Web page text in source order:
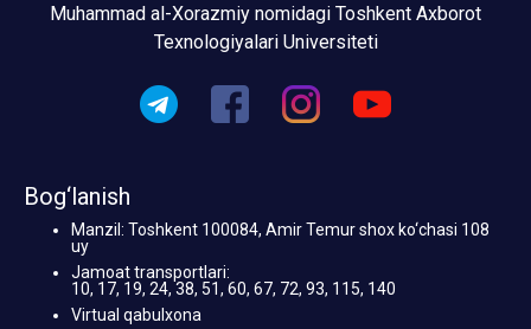
Muhammad al-Xorazmiy nomidagi Toshkent Axborot
Texnologiyalari Universiteti
Bog‘lanish
Manzil: Toshkent 100084, Amir Temur shox ko‘chasi 108
uy
Jamoat transportlari:
10, 17, 19, 24, 38, 51, 60, 67, 72, 93, 115, 140
Virtual qabulxona